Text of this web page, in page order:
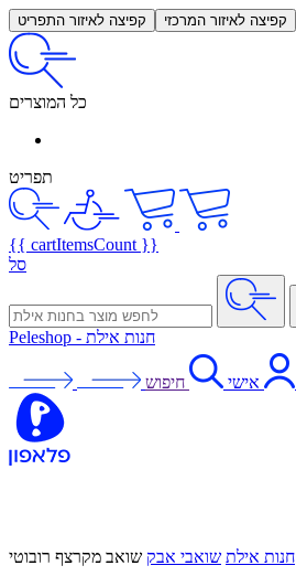
קפיצה לאיזור התפריט קפיצה לאיזור המרכזי
כל המוצרים
תפריט
{{ cartItemsCount }}
סל
Peleshop - חנות אילת
אישי חיפוש
חנות אילת שואבי אבק